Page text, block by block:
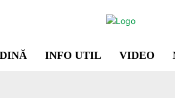
INFO UTIL VIDEO